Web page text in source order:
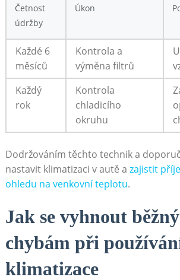
Četnost
údržby
Úkon
Každé 6
měsíců
Kontrola ‍a
výměna filtrů
Každý
rok
Kontrola
chladicího
okruhu
Dodržováním těchto technik ‌a
nastavit klimatizaci v autě a zajistit
ohledu na venkovní teplotu.
Jak se vyhnout
chybám při
klimatizace